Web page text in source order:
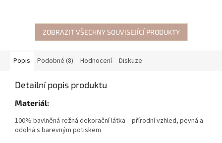
ZOBRAZIT VŠECHNY SOUVISEJÍCÍ PRODUKTY
Popis Podobné (8) Hodnocení Diskuze
Detailní popis produktu
Materiál:
100% bavlněná režná dekorační látka – přírodní vzhled, pevná a
odolná s barevným potiskem